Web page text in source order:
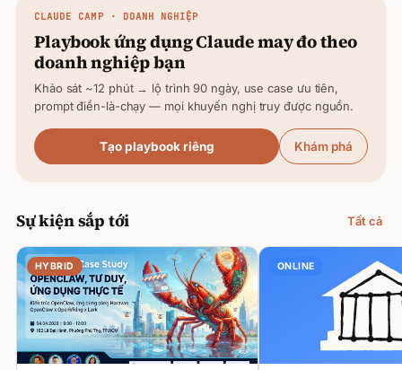
CLAUDE CAMP · DOANH NGHIỆP
Playbook ứng dụngClaudemay đo theo
doanh nghiệp bạn
Khảo sát ~12 phút → lộ trình 90 ngày, use case ưu tiên,
prompt điền-là-chạy — mọi khuyến nghị truy được nguồn.
Tạo playbook riêng Khám phá
Sự kiện sắp tới Tất cả
HYBRID ONLINE